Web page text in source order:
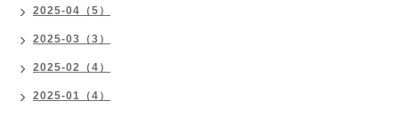
2025-04（5）
2025-03（3）
2025-02（4）
2025-01（4）